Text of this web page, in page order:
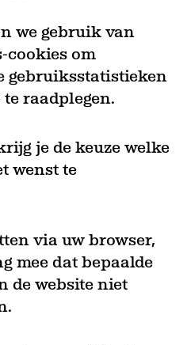
we gebruik van
cookies om
gebruiksstatistieken
te raadplegen.
je de keuze welke
wenst te
via uw browser,
mee dat bepaalde
de website niet